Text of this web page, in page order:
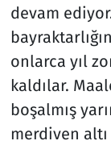
devam
onlarca yıl
kaldılar.
boşalmış
merdiven